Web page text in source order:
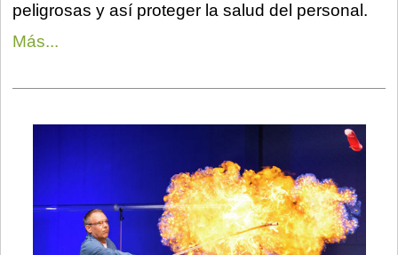
peligrosas y así proteger la salud del personal.
Más...